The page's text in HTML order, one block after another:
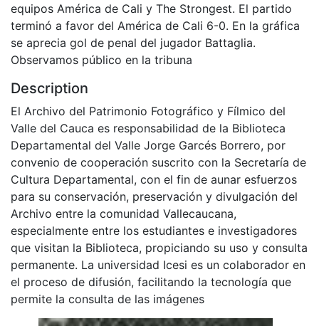
equipos América de Cali y The Strongest. El partido
terminó a favor del América de Cali 6-0. En la gráfica
se aprecia gol de penal del jugador Battaglia.
Observamos público en la tribuna
Description
El Archivo del Patrimonio Fotográfico y Fílmico del
Valle del Cauca es responsabilidad de la Biblioteca
Departamental del Valle Jorge Garcés Borrero, por
convenio de cooperación suscrito con la Secretaría de
Cultura Departamental, con el fin de aunar esfuerzos
para su conservación, preservación y divulgación del
Archivo entre la comunidad Vallecaucana,
especialmente entre los estudiantes e investigadores
que visitan la Biblioteca, propiciando su uso y consulta
permanente. La universidad Icesi es un colaborador en
el proceso de difusión, facilitando la tecnología que
permite la consulta de las imágenes